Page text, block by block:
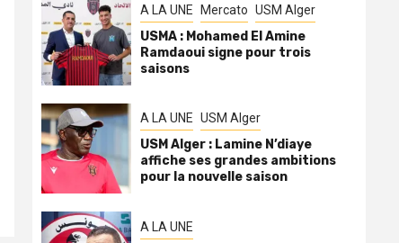
A LA UNE Mercato USM Alger
USMA : Mohamed El Amine
Ramdaoui signe pour trois
saisons
A LA UNE USM Alger
USM Alger : Lamine N’diaye
affiche ses grandes ambitions
pour la nouvelle saison
A LA UNE